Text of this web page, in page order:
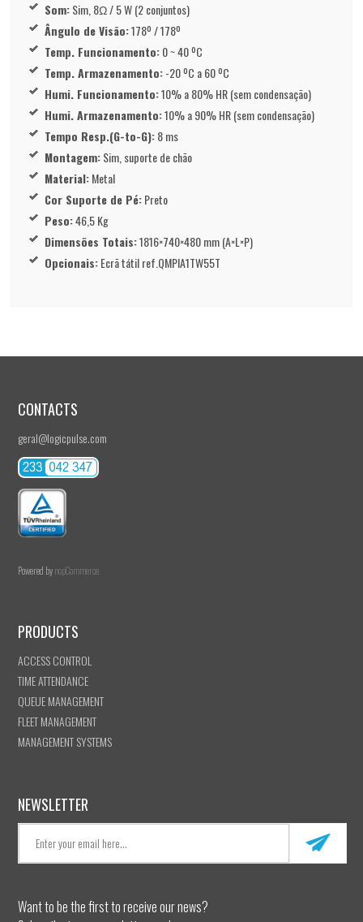
Som:Sim, 8Ω / 5 W (2 conjuntos)
Ângulo de Visão:178º / 178º
Temp. Funcionamento:0 ~ 40 ºC
Temp. Armazenamento:-20 ºC a 60 ºC
Humi. Funcionamento:10% a 80% HR (sem condensação)
Humi. Armazenamento:10% a 90% HR (sem condensação)
Tempo Resp.(G-to-G):8 ms
Montagem:Sim, suporte de chão
Material:Metal
Cor Suporte de Pé:Preto
Peso:46,5 Kg
Dimensões Totais:1816×740×480 mm (A×L×P)
Opcionais:Ecrã tátil ref.QMPIA1TW55T
CONTACTS
geral@logicpulse.com
Powered bynopCommerce
PRODUCTS
ACCESS CONTROL
TIME ATTENDANCE
QUEUE MANAGEMENT
FLEET MANAGEMENT
MANAGEMENT SYSTEMS
NEWSLETTER
Want to be the first to receive our news?